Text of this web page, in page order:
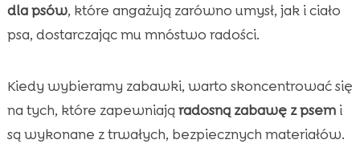
dla psów, które angażują zarówno umysł, jak i ciało
psa, dostarczając mu mnóstwo radości.
Kiedy wybieramy zabawki, warto skoncentrować się
na tych, które zapewniają radosną zabawę z psemi
są wykonane z trwałych, bezpiecznych materiałów.